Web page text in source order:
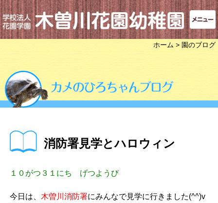
ホーム > 園のブログ
消防署見学とハロウィン
１０がつ３１にち げつようび
今日は、 木曽川消防署にみんなで見学に行きました(^^)v